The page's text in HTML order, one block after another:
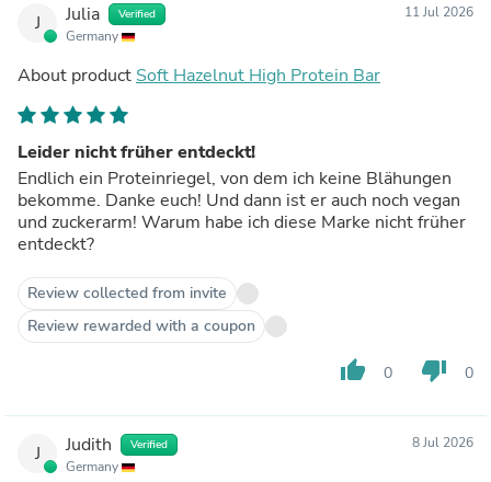
J Julia Verified
Germany
11 Jul 2026
About product Soft Hazelnut High Protein Bar
Leider nicht früher entdeckt!
Endlich ein Proteinriegel, von dem ich keine Blähungen
bekomme. Danke euch! Und dann ist er auch noch vegan
und zuckerarm! Warum habe ich diese Marke nicht früher
entdeckt?
Review collected from invite
Review rewarded with a coupon
thumb_up 0 thumb_down 0
J Judith Verified
Germany
8 Jul 2026